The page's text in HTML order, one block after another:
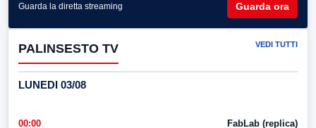
Guarda la diretta streaming Guarda ora
PALINSESTO TV VEDI TUTTI
LUNEDI 03/08
00:00 FabLab (replica)